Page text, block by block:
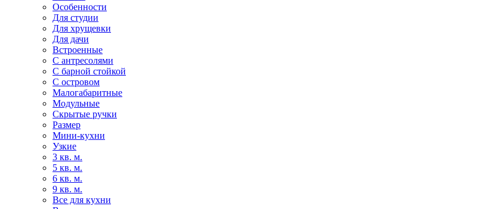
Особенности
Для студии
Для хрущевки
Для дачи
Встроенные
С антресолями
С барной стойкой
С островом
Малогабаритные
Модульные
Скрытые ручки
Размер
Мини-кухни
Узкие
3 кв. м.
5 кв. м.
6 кв. м.
9 кв. м.
Все для кухни